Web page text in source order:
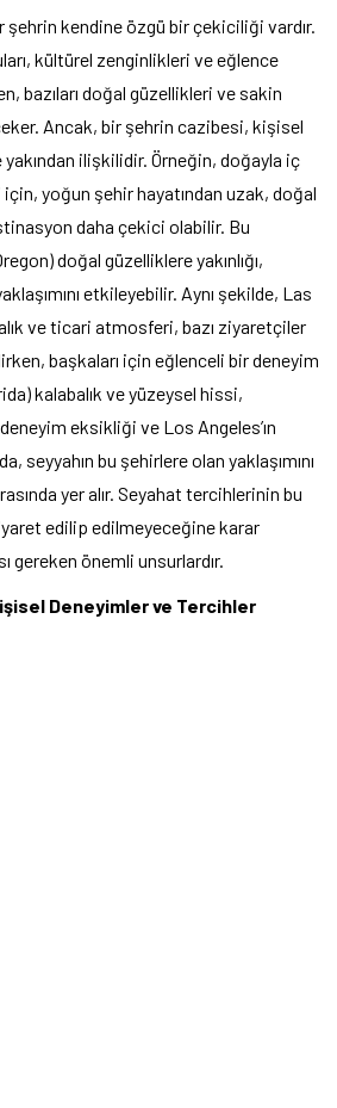
şehrin kendine özgü bir çekiciliği vardır.
kültürel zenginlikleri ve eğlence
bazıları doğal güzellikleri ve sakin
Ancak, bir şehrin cazibesi, kişisel
ilişkilidir. Örneğin, doğayla iç
yoğun şehir hayatından uzak, doğal
daha çekici olabilir. Bu
doğal güzelliklere yakınlığı,
etkileyebilir. Aynı şekilde, Las
ve ticari atmosferi, bazı ziyaretçiler
başkaları için eğlenceli bir deneyim
kalabalık ve yüzeysel hissi,
eksikliği ve Los Angeles’ın
seyyahın bu şehirlere olan yaklaşımını
yer alır. Seyahat tercihlerinin bu
edilip edilmeyeceğine karar
gereken önemli unsurlardır.
Deneyimler ve Tercihler